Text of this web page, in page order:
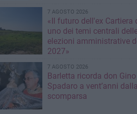
7 AGOSTO 2026
«Il futuro dell'ex Cartiera
uno dei temi centrali
elezioni amministrative
2027»
7 AGOSTO 2026
Barletta ricorda don Gino
Spadaro a vent’anni dalla
scomparsa